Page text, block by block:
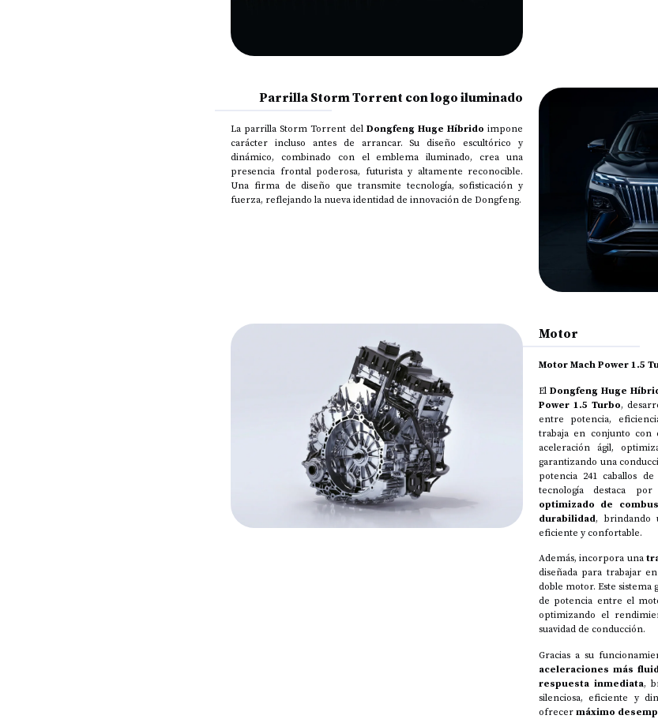
Parrilla Storm Torrent con logo iluminado
La parrilla Storm Torrent del Dongfeng Huge Híbrido impone
carácter incluso antes de arrancar. Su diseño escultórico y
dinámico, combinado con el emblema iluminado, crea una
presencia frontal poderosa, futurista y altamente reconocible.
Una firma de diseño que transmite tecnología, sofisticación y
fuerza, reflejando la nueva identidad de innovación de Dongfeng.
Motor
Motor Mach Power 1.5
El Dongfeng Huge
Power 1.5 Turbo,
entre potencia,
trabaja en conjunto con
aceleración ágil,
garantizando una
potencia 241 caballos
tecnología destaca
optimizado de
durabilidad, brindando
eficiente y confortable.
Además, incorpora una
diseñada para trabajar
doble motor. Este
de potencia entre el
optimizando el
suavidad de conducción.
Gracias a su
aceleraciones más
respuesta inmediata,
silenciosa, eficiente y
ofrecermáximo